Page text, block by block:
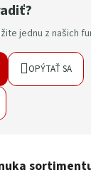
jednu z našich
OPÝTAŤ SA